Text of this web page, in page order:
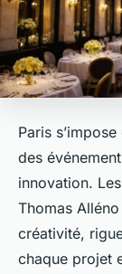
Paris
des
innovation.
Thomas
créativité,
chaque projet